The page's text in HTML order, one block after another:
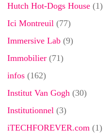
Hutch Hot-Dogs House (1)
Ici Montreuil (77)
Immersive Lab (9)
Immobilier (71)
infos (162)
Institut Van Gogh (30)
Institutionnel (3)
iTECHFOREVER.com (1)